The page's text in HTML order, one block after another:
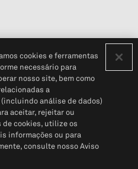
do cliente (em inglês)
© 2026 S&P Global
cookies e ferramentas
necessário para
nosso site, bem como
a
análise de dados)
aceitar, rejeitar ou
cookies, utilize os
informações ou para
consulte nosso Aviso